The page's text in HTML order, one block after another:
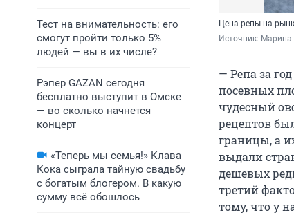
Тест на внимательность: его
смогут пройти только 5%
людей — вы в их числе?
Рэпер GAZAN сегодня
бесплатно выступит в Омске
— во сколько начнется
концерт
«Теперь мы семья!» Клава
Кока сыграла тайную свадьбу
с богатым блогером. В какую
сумму всё обошлось
Цена репы на
Источник: Марина
— Репа за
посевных
чудесный
рецептов
границы, а
выдали
дешевых
третий
тому, что у